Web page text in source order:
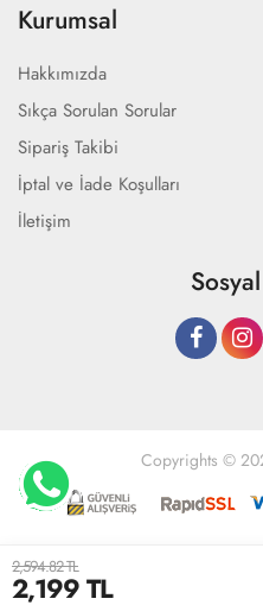
2,594.82 TL
2,199TL
Kurumsal
Hakkımızda
Sıkça Sorulan Sorular
Sipariş Takibi
İptal ve İade Koşulları
İletişim
Copyrights ©
Geliştir -
Anasayfa